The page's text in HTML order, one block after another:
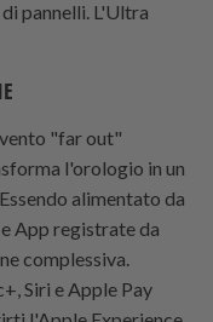
pannelli. L'Ultra
"far out"
l'orologio in un
alimentato da
App registrate da
complessiva.
Siri e Apple Pay